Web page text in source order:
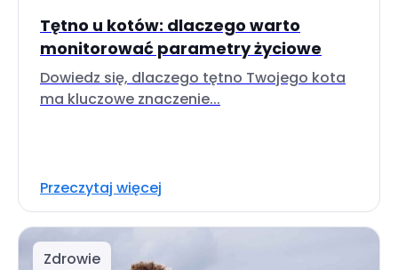
Tętno u kotów: dlaczego warto
monitorować parametry życiowe
Dowiedz się, dlaczego tętno Twojego kota
ma kluczowe znaczenie...
Przeczytaj więcej
Zdrowie